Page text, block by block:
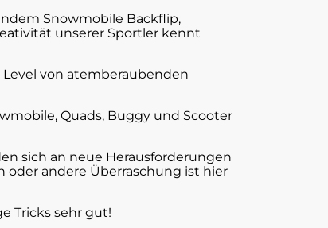
Snowmobile Backflip,
unserer Sportler kennt
von atemberaubenden
Quads, Buggy und Scooter
sich an neue Herausforderungen
oder andere Überraschung ist hier
Tricks sehr gut!